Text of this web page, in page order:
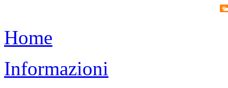
Home
Informazioni